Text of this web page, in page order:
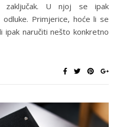
zaključak. U njoj se ipak
Primjerice, hoće li se
naručiti nešto konkretno